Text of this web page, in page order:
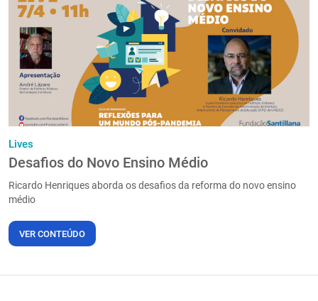
Lives
Desafios do Novo Ensino Médio
Ricardo Henriques aborda os desafios da reforma do novo ensino
médio
VER CONTEÚDO